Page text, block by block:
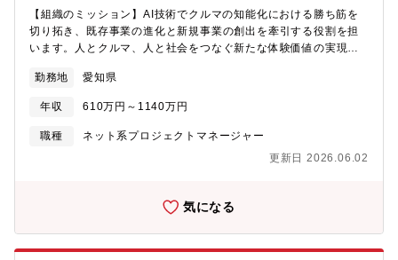
社会を変える開発テーマに携わることで、実現できる技術者とし
ての成長できる自動車業界に訪れるCASE（自動運転、コネクティ
ッドカー、シェアリング、電動化）によって、AI・機械学習の技
術が今後ますます重要になってきます。アイシンでも、社会を変
える新しい開発テーマが、日々、生まれており、最先端の技術を
略上の重点領域として位置づけ、全社で強化を図るDS部は次世代
組織です。愛知以外に、東京や福岡にも開発拠点を設置するなど
強化を図っています。●多様なバックグラウンド、強みを持ったメ
として保有する技術の幅が広いのが特徴です。また、AIリサーチ
【組織のミッション】AI技術でクルマの知能化における勝ち筋を
切り拓き、既存事業の進化と新規事業の創出を牽引する役割を担
います。人とクルマ、人と社会をつなぐ新たな体験価値の実現に
す。【募集背景】近年、生成AIの進化により、車は単なる移動手
段や操作対象ではなく、ユーザーの状況や意図を理解し、自ら判
断・提案・実行する「エージェント的存在」へと進化し始めてい
ます。アイシンでは、車両制御や車載サービスにおいて、従来の
理解し、適切な車両制御・サービス提供につなげる次世代アーキ
話AIを活用し、車載エージェントとして実環境で機能する対話技
術・制御連携技術を開発できる即戦力人材の獲得が急務となって
おります。【業務のやりがい】・生成AIを実際に車載製品・制御
へ組み込むという、難易度が高くも社会的インパクトの大きいテ
勤務地 愛知県
年収 610万円～1140万円
職種
ネット系プロジェクトマネージャー
更新日 2026.06.02
気になる